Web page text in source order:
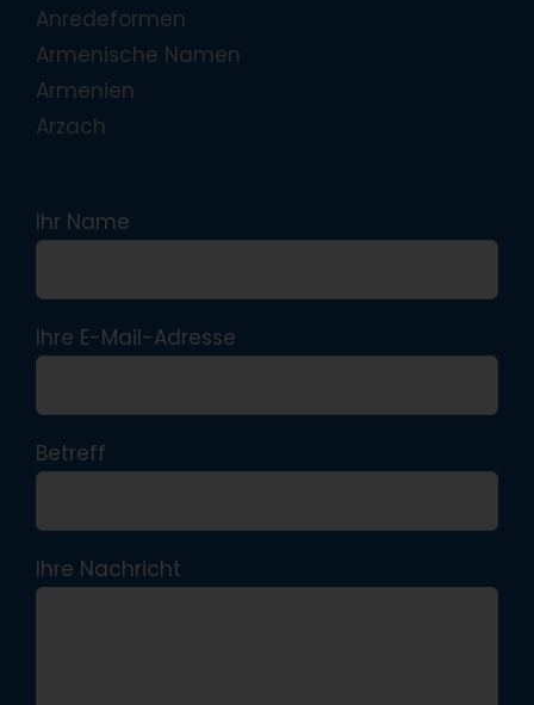
Anredeformen
Armenische Namen
Armenien
Arzach
Ihr Name
Ihre E-Mail-Adresse
Betreff
Ihre Nachricht